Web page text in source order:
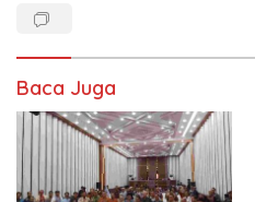
Baca Juga